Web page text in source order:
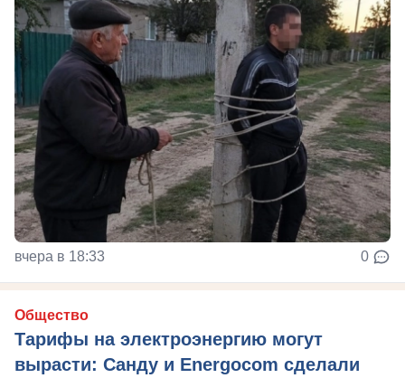
вчера в 18:33 0
Общество
Тарифы на электроэнергию могут
вырасти: Санду и Energocom сделали